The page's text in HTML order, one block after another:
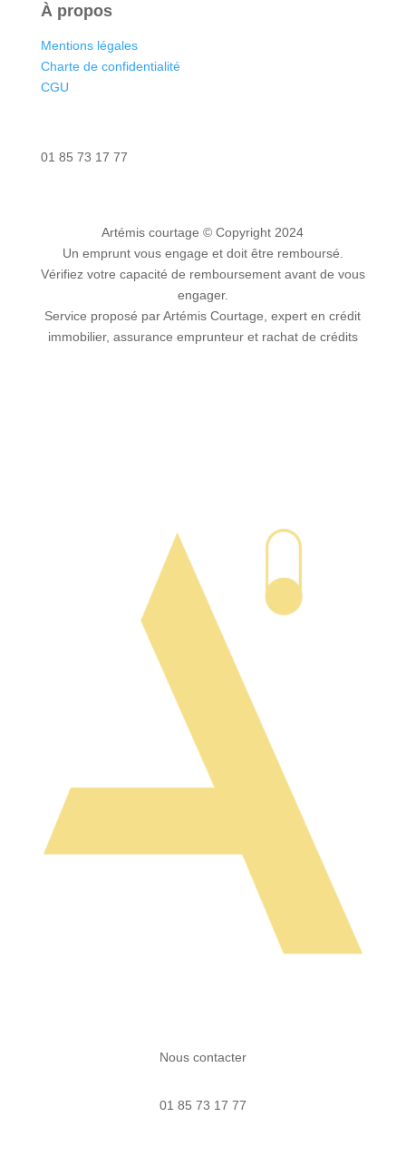
À propos
Mentions légales
Charte de confidentialité
CGU
01 85 73 17 77
Artémis courtage© Copyright 2024
Un emprunt vous engage et doit être remboursé.
Vérifiez votre capacité de remboursement avant de vous
engager.
Service proposé par Artémis Courtage, expert en crédit
immobilier, assurance emprunteur et rachat de crédits
Nous contacter
01 85 73 17 77